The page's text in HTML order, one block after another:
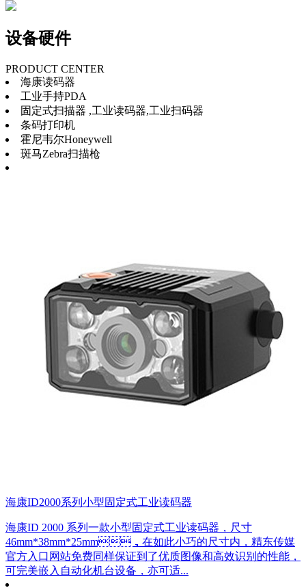
设备硬件
PRODUCT CENTER
海康读码器
工业手持PDA
固定式扫描器 ,工业读码器,工业扫码器
条码打印机
霍尼韦尔Honeywell
斑马Zebra扫描枪
海康ID2000系列小型固定式工业读码器
海康ID 2000 系列一款小型固定式工业读码器，尺寸
46mm*38mm*25mm，在如此小巧的尺寸内，精东传媒
官方入口网站免费同样保证到了优质图像和高效识别的性能，
可完美嵌入自动化机台设备，亦可适...